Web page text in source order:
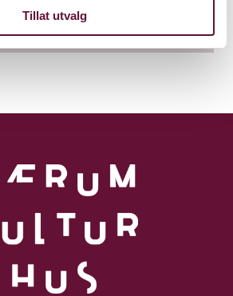
Tillat utvalg